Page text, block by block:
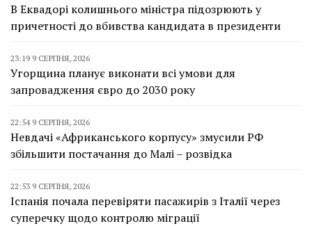
В Еквадорі колишнього міністра підозрюють у
причетності до вбивства кандидата в президенти
23:19 9 СЕРПНЯ, 2026
Угорщина планує виконати всі умови для
запровадження євро до 2030 року
22:54 9 СЕРПНЯ, 2026
Невдачі «Африканського корпусу» змусили РФ
збільшити постачання до Малі – розвідка
22:53 9 СЕРПНЯ, 2026
Іспанія почала перевіряти пасажирів з Італії через
суперечку щодо контролю міграції